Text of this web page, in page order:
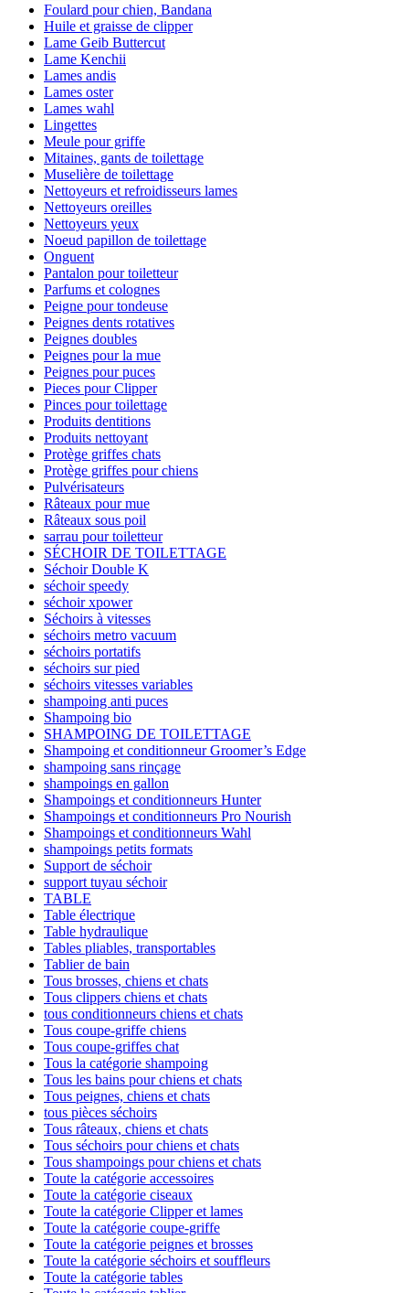
Foulard pour chien, Bandana
Huile et graisse de clipper
Lame Geib Buttercut
Lame Kenchii
Lames andis
Lames oster
Lames wahl
Lingettes
Meule pour griffe
Mitaines, gants de toilettage
Muselière de toilettage
Nettoyeurs et refroidisseurs lames
Nettoyeurs oreilles
Nettoyeurs yeux
Noeud papillon de toilettage
Onguent
Pantalon pour toiletteur
Parfums et colognes
Peigne pour tondeuse
Peignes dents rotatives
Peignes doubles
Peignes pour la mue
Peignes pour puces
Pieces pour Clipper
Pinces pour toilettage
Produits dentitions
Produits nettoyant
Protège griffes chats
Protège griffes pour chiens
Pulvérisateurs
Râteaux pour mue
Râteaux sous poil
sarrau pour toiletteur
SÉCHOIR DE TOILETTAGE
Séchoir Double K
séchoir speedy
séchoir xpower
Séchoirs à vitesses
séchoirs metro vacuum
séchoirs portatifs
séchoirs sur pied
séchoirs vitesses variables
shampoing anti puces
Shampoing bio
SHAMPOING DE TOILETTAGE
Shampoing et conditionneur Groomer’s Edge
shampoing sans rinçage
shampoings en gallon
Shampoings et conditionneurs Hunter
Shampoings et conditionneurs Pro Nourish
Shampoings et conditionneurs Wahl
shampoings petits formats
Support de séchoir
support tuyau séchoir
TABLE
Table électrique
Table hydraulique
Tables pliables, transportables
Tablier de bain
Tous brosses, chiens et chats
Tous clippers chiens et chats
tous conditionneurs chiens et chats
Tous coupe-griffe chiens
Tous coupe-griffes chat
Tous la catégorie shampoing
Tous les bains pour chiens et chats
Tous peignes, chiens et chats
tous pièces séchoirs
Tous râteaux, chiens et chats
Tous séchoirs pour chiens et chats
Tous shampoings pour chiens et chats
Toute la catégorie accessoires
Toute la catégorie ciseaux
Toute la catégorie Clipper et lames
Toute la catégorie coupe-griffe
Toute la catégorie peignes et brosses
Toute la catégorie séchoirs et souffleurs
Toute la catégorie tables